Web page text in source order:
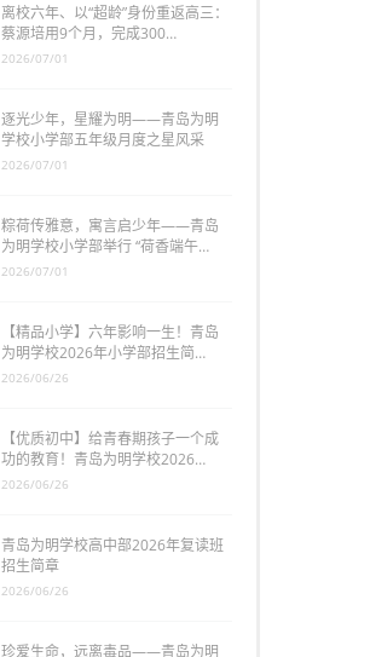
离校六年、以“超龄”身份重返高三：
蔡源培用9个月，完成300…
2026/07/01
逐光少年，星耀为明——青岛为明
学校小学部五年级月度之星风采
2026/07/01
粽荷传雅意，寓言启少年——青岛
为明学校小学部举行 “荷香端午…
2026/07/01
【精品小学】六年影响一生！青岛
为明学校2026年小学部招生简…
2026/06/26
【优质初中】给青春期孩子一个成
功的教育！青岛为明学校2026…
2026/06/26
青岛为明学校高中部2026年复读班
招生简章
2026/06/26
珍爱生命，远离毒品——青岛为明